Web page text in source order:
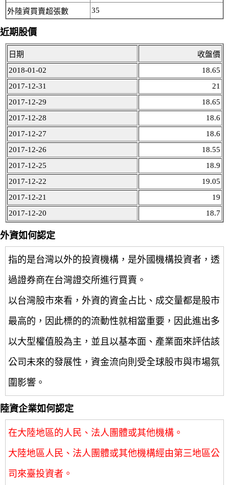
外陸資買賣超張數 35
近期股價
日期
收盤價
2018-01-02
18.65
2017-12-31
21
2017-12-29
18.65
2017-12-28
18.6
2017-12-27
18.6
2017-12-26
18.55
2017-12-25
18.9
2017-12-22
19.05
2017-12-21
19
2017-12-20
18.7
外資如何認定
指的是台灣以外的投資機構，是外國機構投資者，透
過證券商在台灣證交所進行買賣。
以台灣股市來看，外資的資金占比、成交量都是股市
最高的，因此標的的流動性就相當重要，因此進出多
以大型權值股為主，並且以基本面、產業面來評估該
公司未來的發展性，資金流向則受全球股市與市場氛
圍影響。
陸資企業如何認定
在大陸地區的人民、法人團體或其他機構。
大陸地區人民、法人團體或其他機構經由第三地區公
司來臺投資者。